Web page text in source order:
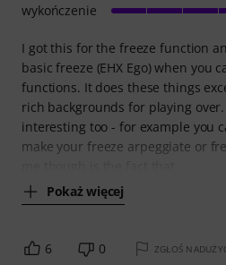
I got this for the freeze function
basic freeze (EHX Ego) when you
functions. It does these things
rich backgrounds for playing
interesting too - for example you
make your freeze arpeggiate or
Pokaż więcej
wykończenie
6 0 ZGŁOŚ